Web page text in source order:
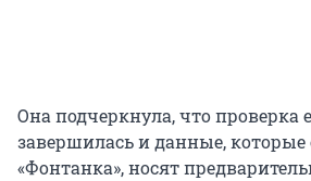
Она подчеркнула, что проверка
завершилась и данные, которые
«Фонтанка», носят